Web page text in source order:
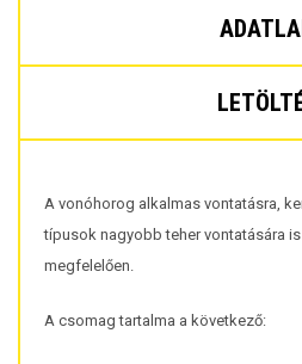
A vonóhorog alkalmas vontatásra,
típusok nagyobb teher vontatására
megfelelően.
A csomag tartalma a következő: